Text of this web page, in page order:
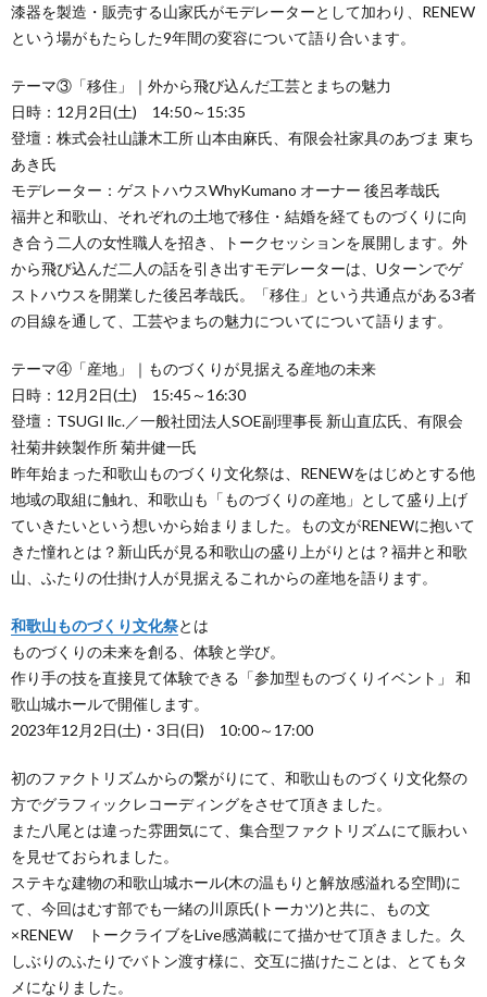
漆器を製造・販売する山家氏がモデレーターとして加わり、RENEW
という場がもたらした9年間の変容について語り合います。
テーマ③「移住」｜外から飛び込んだ工芸とまちの魅力
日時：12月2日(土) 14:50～15:35
登壇：株式会社山謙木工所 山本由麻氏、有限会社家具のあづま 東ち
あき氏
モデレーター：ゲストハウスWhyKumano オーナー 後呂孝哉氏
福井と和歌山、それぞれの土地で移住・結婚を経てものづくりに向
き合う二人の女性職人を招き、トークセッションを展開します。外
から飛び込んだ二人の話を引き出すモデレーターは、Uターンでゲ
ストハウスを開業した後呂孝哉氏。「移住」という共通点がある3者
の目線を通して、工芸やまちの魅力についてについて語ります。
テーマ④「産地」｜ものづくりが見据える産地の未来
日時：12月2日(土) 15:45～16:30
登壇：TSUGI llc.／一般社団法人SOE副理事長 新山直広氏、有限会
社菊井鋏製作所 菊井健一氏
昨年始まった和歌山ものづくり文化祭は、RENEWをはじめとする他
地域の取組に触れ、和歌山も「ものづくりの産地」として盛り上げ
ていきたいという想いから始まりました。もの文がRENEWに抱いて
きた憧れとは？新山氏が見る和歌山の盛り上がりとは？福井と和歌
山、ふたりの仕掛け人が見据えるこれからの産地を語ります。
和歌山ものづくり文化祭とは
ものづくりの未来を創る、体験と学び。
作り手の技を直接見て体験できる「参加型ものづくりイベント」 和
歌山城ホールで開催します。
2023年12月2日(土)・3日(日) 10:00～17:00
初のファクトリズムからの繋がりにて、和歌山ものづくり文化祭の
方でグラフィックレコーディングをさせて頂きました。
また八尾とは違った雰囲気にて、集合型ファクトリズムにて賑わい
を見せておられました。
ステキな建物の和歌山城ホール(木の温もりと解放感溢れる空間)に
て、今回はむす部でも一緒の川原氏(トーカツ)と共に、もの文
×RENEW トークライブをLive感満載にて描かせて頂きました。久
しぶりのふたりでバトン渡す様に、交互に描けたことは、とてもタ
メになりました。